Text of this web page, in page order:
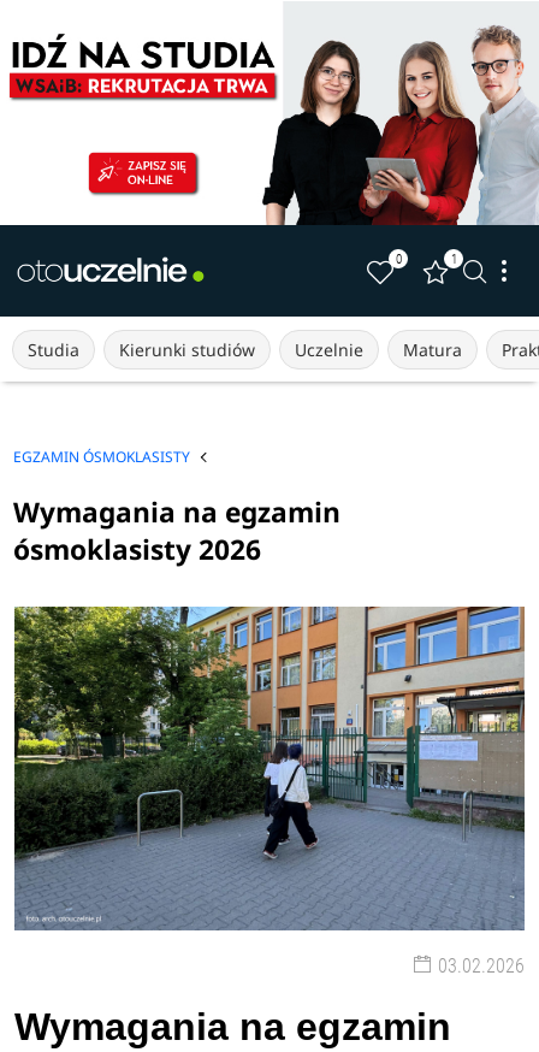
0 1
Studia Kierunki studiów Uczelnie Matura
EGZAMIN ÓSMOKLASISTY
Wymagania na egzamin
ósmoklasisty 2026
03.02.2026
Wymagania na egzamin